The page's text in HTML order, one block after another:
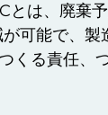
は、廃棄
可能で、
くる責任、